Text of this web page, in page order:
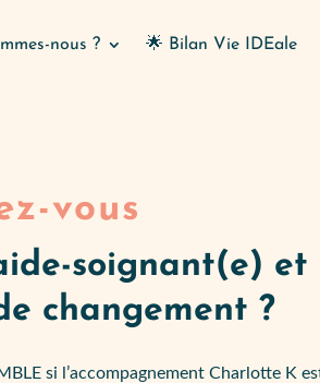
nous ? 🌟 Bilan Vie IDEale
vous
soignant(e) et
changement ?
si l’accompagnement Charlotte K